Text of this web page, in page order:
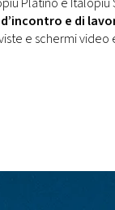
e di
e schermi video